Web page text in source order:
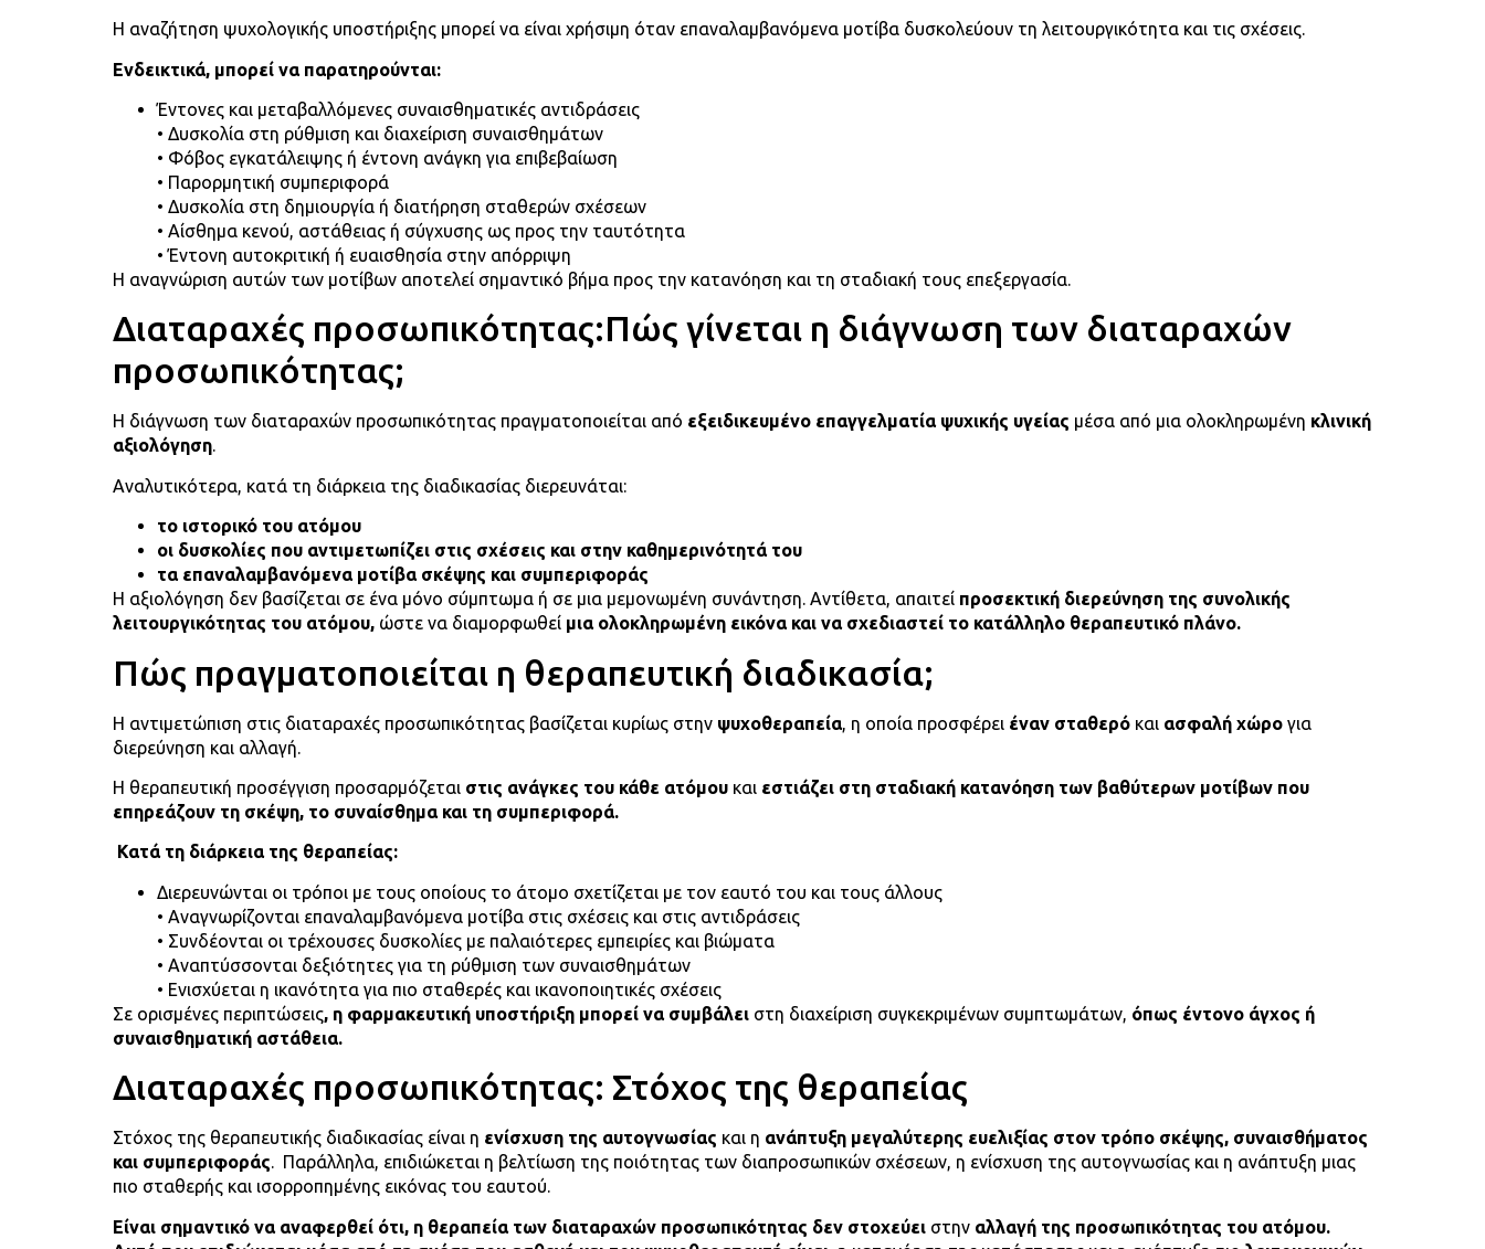
Η αναζήτηση ψυχολογικής υποστήριξης μπορεί να είναι χρήσιμη όταν επαναλαμβανόμενα μοτίβα δυσκολεύουν τη λειτουργικότητα και τις σχέσεις.
Ενδεικτικά, μπορεί να παρατηρούνται:
Έντονες και μεταβαλλόμενες συναισθηματικές αντιδράσεις
• Δυσκολία στη ρύθμιση και διαχείριση συναισθημάτων
• Φόβος εγκατάλειψης ή έντονη ανάγκη για επιβεβαίωση
• Παρορμητική συμπεριφορά
• Δυσκολία στη δημιουργία ή διατήρηση σταθερών σχέσεων
• Αίσθημα κενού, αστάθειας ή σύγχυσης ως προς την ταυτότητα
• Έντονη αυτοκριτική ή ευαισθησία στην απόρριψη
Η αναγνώριση αυτών των μοτίβων αποτελεί σημαντικό βήμα προς την κατανόηση και τη σταδιακή τους επεξεργασία.
Διαταραχές προσωπικότητας:Πώς γίνεται η διάγνωση των διαταραχών
προσωπικότητας;
Η διάγνωση των διαταραχών προσωπικότητας πραγματοποιείται από εξειδικευμένο επαγγελματία ψυχικής υγείας μέσα από μια ολοκληρωμένη κλινική
αξιολόγηση.
Αναλυτικότερα, κατά τη διάρκεια της διαδικασίας διερευνάται:
το ιστορικό του ατόμου
οι δυσκολίες που αντιμετωπίζει στις σχέσεις και στην καθημερινότητά του
τα επαναλαμβανόμενα μοτίβα σκέψης και συμπεριφοράς
Η αξιολόγηση δεν βασίζεται σε ένα μόνο σύμπτωμα ή σε μια μεμονωμένη συνάντηση. Αντίθετα, απαιτεί προσεκτική διερεύνηση της συνολικής
λειτουργικότητας του ατόμου, ώστε να διαμορφωθεί μια ολοκληρωμένη εικόνα και να σχεδιαστεί το κατάλληλο θεραπευτικό πλάνο.
Πώς πραγματοποιείται η θεραπευτική διαδικασία;
Η αντιμετώπιση στις διαταραχές προσωπικότητας βασίζεται κυρίως στην ψυχοθεραπεία , η οποία προσφέρει έναν σταθερό και ασφαλή χώρο για
διερεύνηση και αλλαγή.
Η θεραπευτική προσέγγιση προσαρμόζεται στις ανάγκες του κάθε ατόμου και εστιάζει στη σταδιακή κατανόηση των βαθύτερων μοτίβων που
επηρεάζουν τη σκέψη, το συναίσθημα και τη συμπεριφορά.
Κατά τη διάρκεια της θεραπείας:
Διερευνώνται οι τρόποι με τους οποίους το άτομο σχετίζεται με τον εαυτό του και τους άλλους
• Αναγνωρίζονται επαναλαμβανόμενα μοτίβα στις σχέσεις και στις αντιδράσεις
• Συνδέονται οι τρέχουσες δυσκολίες με παλαιότερες εμπειρίες και βιώματα
• Αναπτύσσονται δεξιότητες για τη ρύθμιση των συναισθημάτων
• Ενισχύεται η ικανότητα για πιο σταθερές και ικανοποιητικές σχέσεις
Σε ορισμένες περιπτώσεις, η φαρμακευτική υποστήριξη μπορεί να συμβάλει στη διαχείριση συγκεκριμένων συμπτωμάτων, όπως έντονο άγχος ή
συναισθηματική αστάθεια.
Διαταραχές προσωπικότητας: Στόχος της θεραπείας
Στόχος της θεραπευτικής διαδικασίας είναι η ενίσχυση της αυτογνωσίας και η ανάπτυξη μεγαλύτερης ευελιξίας στον τρόπο σκέψης, συναισθήματος
και συμπεριφοράς. Παράλληλα, επιδιώκεται η βελτίωση της ποιότητας των διαπροσωπικών σχέσεων, η ενίσχυση της αυτογνωσίας και η ανάπτυξη μιας
πιο σταθερής και ισορροπημένης εικόνας του εαυτού.
Είναι σημαντικό να αναφερθεί ότι, η θεραπεία των διαταραχών προσωπικότητας δεν στοχεύει στην αλλαγή της προσωπικότητας του ατόμου.